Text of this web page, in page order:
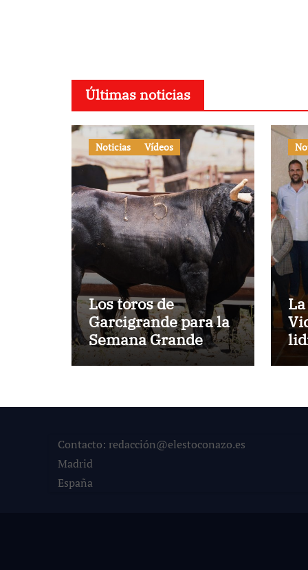
Últimas noticias
Noticias Vídeos
Los toros de
Garcigrande para la
Semana Grande
Donostiarra
Contacto: redacción@elestoconazo.es
Madrid
España